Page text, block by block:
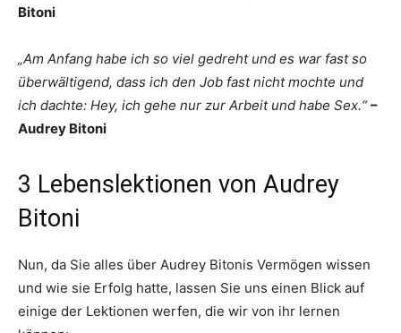
Bitoni
„Am Anfang habe ich so viel gedreht und es war fast so
überwältigend, dass ich den Job fast nicht mochte und
ich dachte: Hey, ich gehe nur zur Arbeit und habe Sex.“–
Audrey Bitoni
3 Lebenslektionen von Audrey
Bitoni
Nun, da Sie alles über Audrey Bitonis Vermögen wissen
und wie sie Erfolg hatte, lassen Sie uns einen Blick auf
einige der Lektionen werfen, die wir von ihr lernen